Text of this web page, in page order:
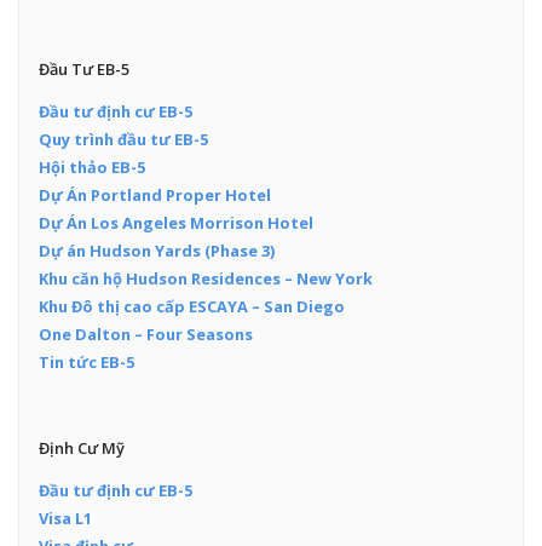
Đầu Tư EB-5
Đầu tư định cư EB-5
Quy trình đầu tư EB-5
Hội thảo EB-5
Dự Án Portland Proper Hotel
Dự Án Los Angeles Morrison Hotel
Dự án Hudson Yards (Phase 3)
Khu căn hộ Hudson Residences – New York
Khu Đô thị cao cấp ESCAYA – San Diego
One Dalton – Four Seasons
Tin tức EB-5
Định Cư Mỹ
Đầu tư định cư EB-5
Visa L1